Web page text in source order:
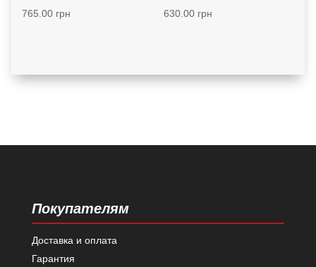
765.00грн 630.00грн
Покупателям
Доставка и оплата
Гарантия